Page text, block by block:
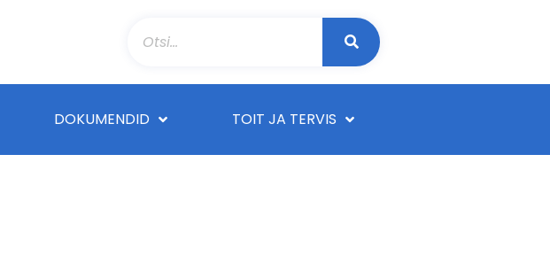
DOKUMENDID TOIT JA TERVIS